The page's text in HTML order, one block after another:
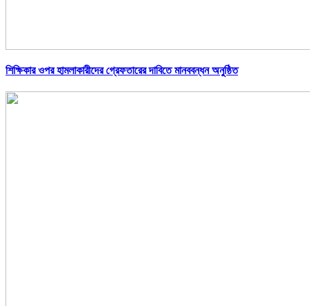
শিক্ষিকার ওপর হামলাকারীদের গ্রেফতারের দাবিতে মানববন্ধন অনুষ্ঠিত